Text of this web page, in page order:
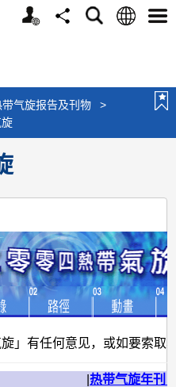
个
分
搜
语
选
带气旋报告及刊物
>
」有任何意见，或如要索取
|热带气旋年刊